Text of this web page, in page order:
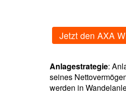
Jetzt den AXA
Anlagestrategie:
seines
werden in